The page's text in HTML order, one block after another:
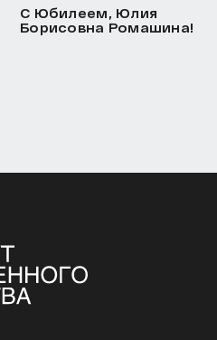
С Юбилеем, Юлия
Борисовна Ромашина!